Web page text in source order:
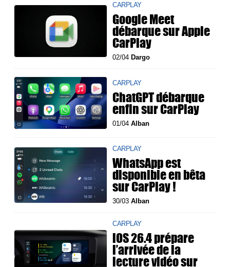
CARPLAY
Google Meet
débarque sur Apple
CarPlay
02/04 Dargo
CARPLAY
ChatGPT débarque
enfin sur CarPlay
01/04Alban
CARPLAY
WhatsApp est
disponible en bêta
sur CarPlay !
30/03Alban
CARPLAY
iOS 26.4 prépare
l’arrivée de la
lecture vidéo sur